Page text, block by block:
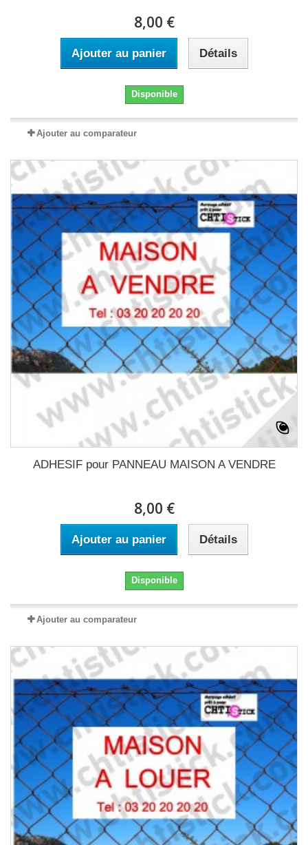
8,00 €
Ajouter au panier Détails
Disponible
Ajouter au comparateur
ADHESIF pour PANNEAU MAISON A VENDRE
8,00 €
Ajouter au panier Détails
Disponible
Ajouter au comparateur